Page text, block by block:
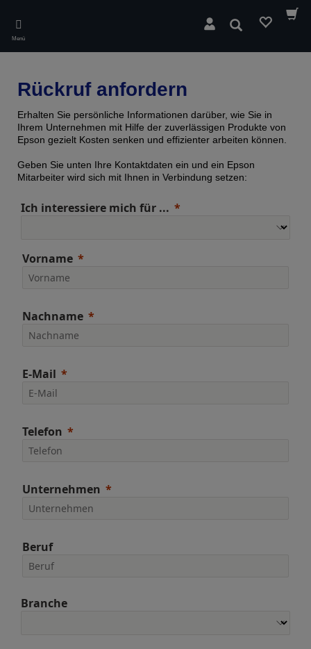
main
content
Menü
Suchen
Rückruf anfordern
Erhalten Sie persönliche Informationen darüber, wie Sie in
Ihrem Unternehmen mit Hilfe der zuverlässigen Produkte von
Epson gezielt Kosten senken und effizienter arbeiten können.
Geben Sie unten Ihre Kontaktdaten ein und ein Epson
Mitarbeiter wird sich mit Ihnen in Verbindung setzen:
Ich interessiere mich für ...
Vorname
Nachname
E-Mail
Telefon
Unternehmen
Beruf
Branche